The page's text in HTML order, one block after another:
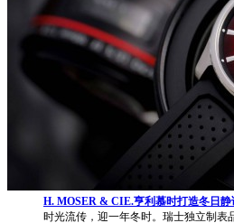
H. MOSER & CIE.亨利慕时打造冬日静
时光流传，迎一年冬时。瑞士独立制表